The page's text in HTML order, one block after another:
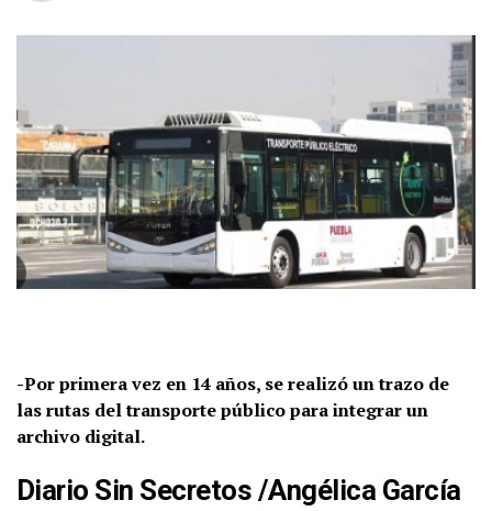
-Por primera vez en 14 años, se realizó un trazo de
las rutas del transporte público para integrar un
archivo digital.
Diario Sin Secretos /Angélica García